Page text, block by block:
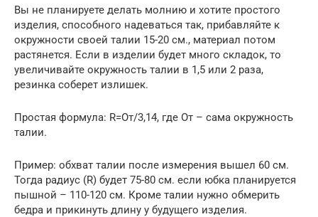
Вы не планируете делать молнию и хотите простого
изделия, способного надеваться так, прибавляйте к
окружности своей талии 15-20 см., материал потом
растянется. Если в изделии будет много складок, то
увеличивайте окружность талии в 1,5 или 2 раза,
резинка соберет излишек.
Простая формула: R=От/3,14, где От – сама окружность
талии.
Пример: обхват талии после измерения вышел 60 см.
Тогда радиус (R) будет 75-80 см. если юбка планируется
пышной – 110-120 см. Кроме талии нужно обмерить
бедра и прикинуть длину у будущего изделия.